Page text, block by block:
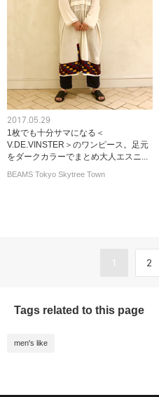
2017.05.29
1枚でも十分サマになる＜
V.DE.VINSTER＞のワンピース。足元
をダークカラーでまとめ大人エスニ...
BEAMS Tokyo Skytree Town
1 2
Tags related to this page
men's like